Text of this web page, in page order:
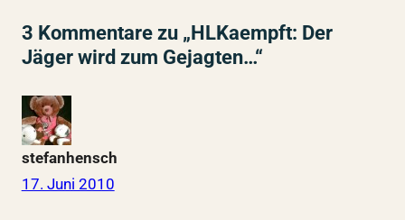
3 Kommentare zu „HLKaempft: Der
Jäger wird zum Gejagten…“
stefanhensch
17. Juni 2010